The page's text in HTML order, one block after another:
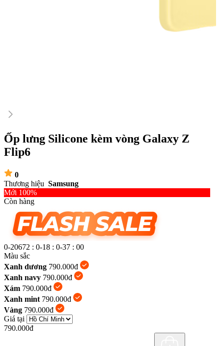
Ốp lưng Silicone kèm vòng Galaxy Z
Flip6
0
Thương hiệu Samsung
Mới 100%
Còn hàng
0-20672 : 0-18 : 0-38 : 0-1
Màu sắc
Xanh dương 790.000đ
Xanh navy 790.000đ
Xám 790.000đ
Xanh mint 790.000đ
Vàng 790.000đ
Giá tại
790.000đ